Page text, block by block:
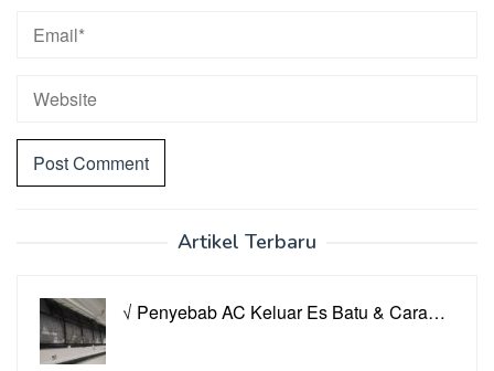
Artikel Terbaru
√ Penyebab AC Keluar Es Batu & Cara…